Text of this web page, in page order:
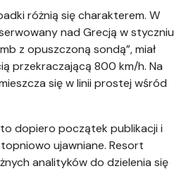
różnią się charakterem. W
nad Grecją w styczniu
z opuszczoną sondą”, miał
przekraczającą 800 km/h. Na
się w linii prostej wśród
dopiero początek publikacji i
ujawniane. Resort
analityków do dzielenia się